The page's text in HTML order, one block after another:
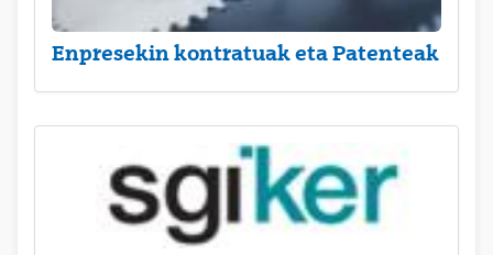
Enpresekin kontratuak eta Patenteak